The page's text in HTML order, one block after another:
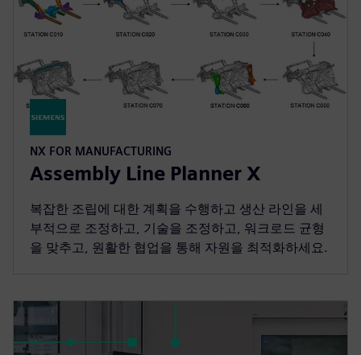
NX FOR MANUFACTURING
Assembly Line Planner X
복잡한 조립에 대한 계획을 수행하고 생산 라인을 세
부적으로 조정하고, 기술을 조정하고, 워크로드 균형
을 맞추고, 원활한 협업을 통해 자원을 최적화하세요.